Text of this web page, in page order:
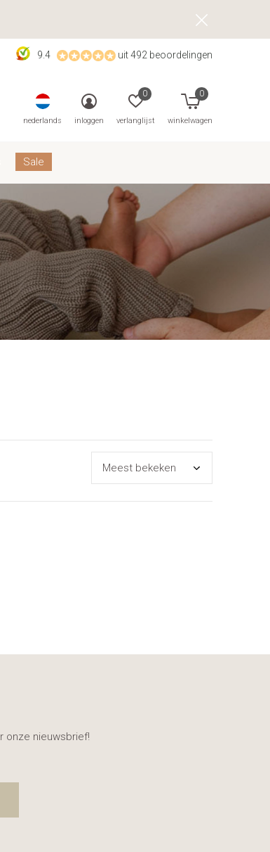
Sale
nederlands inloggen verlanglijst
0
winkelwagen
0
9.4 uit 492 beoordelingen
onze nieuwsbrief!